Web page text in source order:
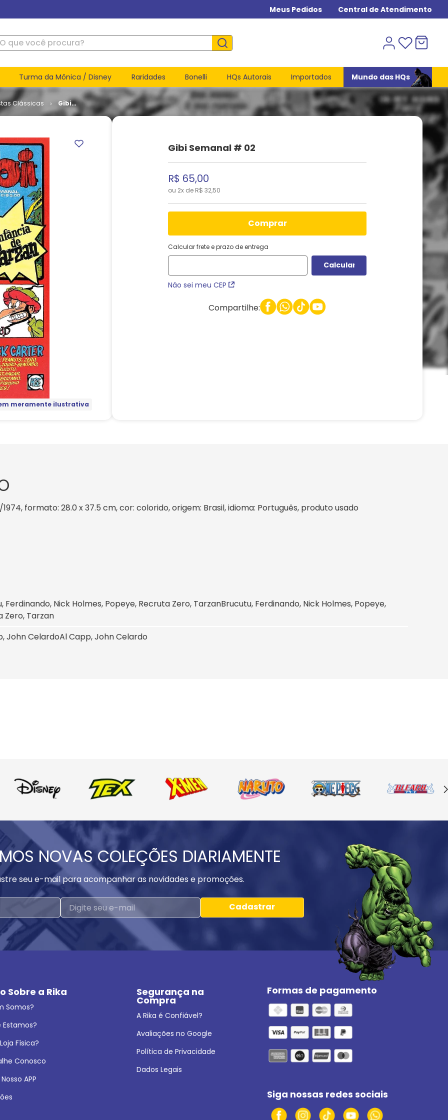
Meus Pedidos Central de Atendimento
você procura?
Turma da Mônica / Disney Raridades Bonelli HQs Autorais Importados Mundo das HQs
Clássicas
Gibi
Semanal #
meramente ilustrativa
Gibi Semanal # 02
R$ 65,00
ou 2x de R$ 32,50
comprar
Calcular frete e prazo de entrega
Não sei meu CEP
Compartilhe:
formato: 28.0 x 37.5 cm, cor: colorido, origem: Brasil, idioma: Português, produto usado
Ferdinando, Nick Holmes, Popeye, Recruta Zero, TarzanBrucutu, Ferdinando, Nick Holmes, Popeye,
Zero, Tarzan
John CelardoAl Capp, John Celardo
NOVAS COLEÇÕES DIARIAMENTE
seu e-mail para acompanhar as novidades e promoções.
Cadastrar
Sobre a Rika
Somos?
Estamos?
Física?
Conosco
APP
Segurança na
Compra
A Rika é Confiável?
Avaliações no Google
Política de Privacidade
Dados Legais
Formas de pagamento
Siga nossas redes sociais